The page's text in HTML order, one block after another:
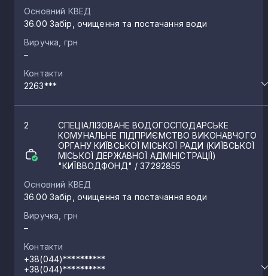
Основний КВЕД
36.00 Забір, очищення та постачання води
Виручка, грн
–
Контакти
2263***
2
СПЕЦІАЛІЗОВАНЕ ВОДОГОСПОДАРСЬКЕ
КОМУНАЛЬНЕ ПІДПРИЄМСТВО ВИКОНАВЧОГО
ОРГАНУ КИЇВСЬКОЇ МІСЬКОЇ РАДИ (КИЇВСЬКОЇ
МІСЬКОЇ ДЕРЖАВНОЇ АДМІНІСТРАЦІЇ)
"КИЇВВОДФОНД" / 37292855
Основний КВЕД
36.00 Забір, очищення та постачання води
Виручка, грн
–
Контакти
+38(044)**********
+38(044)**********